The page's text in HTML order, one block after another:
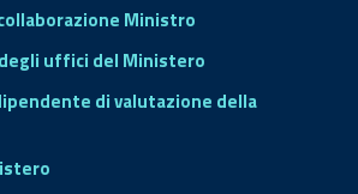
Ministro
uffici del Ministero
di valutazione della